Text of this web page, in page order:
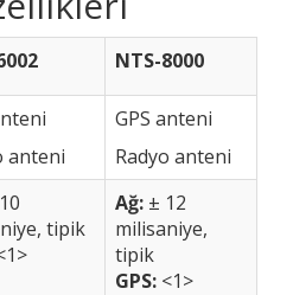
NTS-8000
anteni
GPS anteni
Radyo anteni
tipik
Ağ: ± 12
milisaniye,
tipik
GPS: <1>